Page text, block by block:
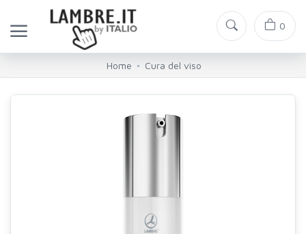
0
Home Cura del viso